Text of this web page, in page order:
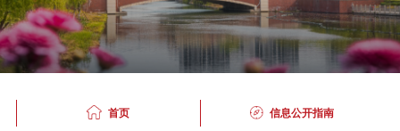
首页 信息公开指南